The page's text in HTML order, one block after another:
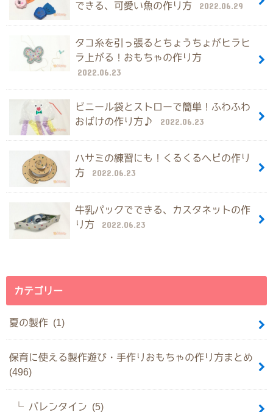
できる、可愛い魚の作り方
2022.06.29
タコ糸を引っ張るとちょうちょがヒラヒ
ラ上がる！おもちゃの作り方
2022.06.23
ビニール袋とストローで簡単！ふわふわ
おばけの作り方♪
2022.06.23
ハサミの練習にも！くるくるヘビの作り
方
2022.06.23
牛乳パックでできる、カスタネットの作
り方
2022.06.23
カテゴリー
夏の製作 (1)
保育に使える製作遊び・手作りおもちゃの作り方まとめ
(496)
バレンタイン (5)